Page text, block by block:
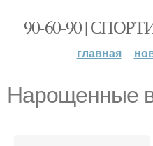
90-60-90 |
главная
Нарощенные